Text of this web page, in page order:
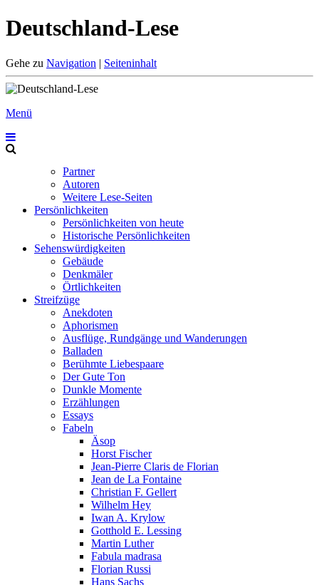
Deutschland-Lese
Gehe zu Navigation | Seiteninhalt
Menü
Partner
Autoren
Weitere Lese-Seiten
Persönlichkeiten
Persönlichkeiten von heute
Historische Persönlichkeiten
Sehenswürdigkeiten
Gebäude
Denkmäler
Örtlichkeiten
Streifzüge
Anekdoten
Aphorismen
Ausflüge, Rundgänge und Wanderungen
Balladen
Berühmte Liebespaare
Der Gute Ton
Dunkle Momente
Erzählungen
Essays
Fabeln
Äsop
Horst Fischer
Jean-Pierre Claris de Florian
Jean de La Fontaine
Christian F. Gellert
Wilhelm Hey
Iwan A. Krylow
Gotthold E. Lessing
Martin Luther
Fabula madrasa
Florian Russi
Hans Sachs